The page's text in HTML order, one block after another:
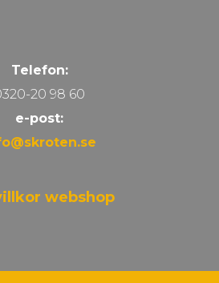
Telefon:
20 98 60
e-post:
webshop